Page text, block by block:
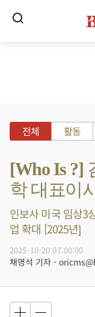
전체 활동
[Who Is ?]
학 대표이
인보사 미국 임상3
업 확대 [2025년]
2025-10-20 07:00:00
채명석 기자 -